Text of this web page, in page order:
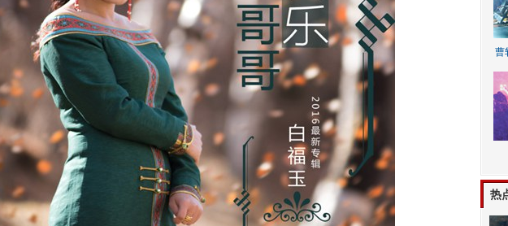
曹
热